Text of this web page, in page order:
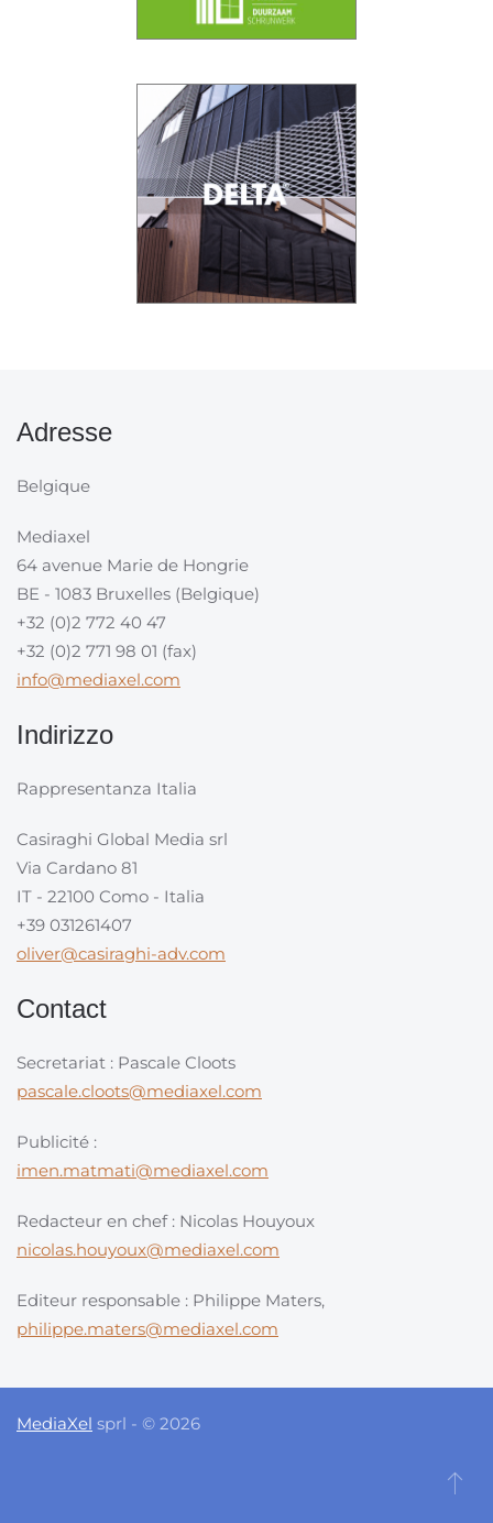
Adresse
Belgique
Mediaxel
64 avenue Marie de Hongrie
BE - 1083 Bruxelles (Belgique)
+32 (0)2 772 40 47
+32 (0)2 771 98 01 (fax)
info@mediaxel.com
Indirizzo
Rappresentanza Italia
Casiraghi Global Media srl
Via Cardano 81
IT - 22100 Como - Italia
+39 031261407
oliver@casiraghi-adv.com
Contact
Secretariat : Pascale Cloots
pascale.cloots@mediaxel.com
Publicité :
imen.matmati@mediaxel.com
Redacteur en chef : Nicolas Houyoux
nicolas.houyoux@mediaxel.com
Editeur responsable : Philippe Maters,
philippe.maters@mediaxel.com
MediaXel sprl - © 2026